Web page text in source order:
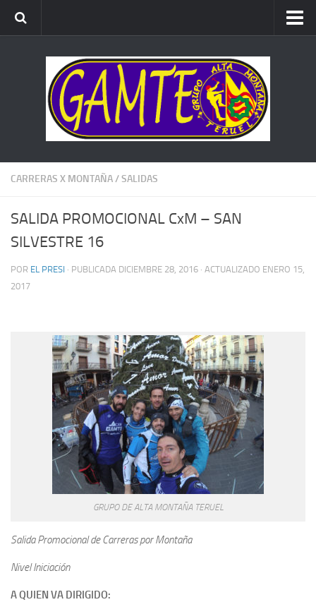
ESCALADA
BARRANCOS
CARRERAS X MONTAÑA/SALIDAS
SALIDA PROMOCIONAL CxM – SAN
SILVESTRE 16
POR EL PRESI · PUBLICADA DICIEMBRE 28, 2016 · ACTUALIZADO ENERO 15,
2017
GRUPO DE ALTA MONTAÑA TERUEL
Salida Promocional de Carreras por Montaña
Nivel Iniciación
A QUIEN VA DIRIGIDO: